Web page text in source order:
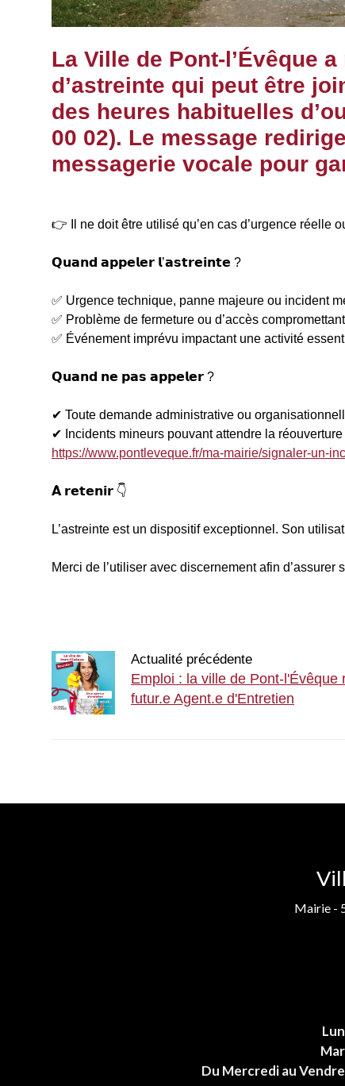
La Ville de Pont-l’Évêque
d’astreinte qui peut être
des heures habituelles
00 02). Le message
messagerie vocale pour
👉 Il ne doit être utilisé qu’en cas d’urgence réelle
𝗤𝘂𝗮𝗻𝗱 𝗮𝗽𝗽𝗲𝗹𝗲𝗿 𝗹’𝗮𝘀𝘁𝗿𝗲𝗶𝗻𝘁𝗲 ?
✅ Urgence technique, panne majeure ou incident
✅ Problème de fermeture ou d’accès
✅ Événement imprévu impactant une activité
𝗤𝘂𝗮𝗻𝗱 𝗻𝗲 𝗽𝗮𝘀 𝗮𝗽𝗽𝗲𝗹𝗲𝗿 ?
✔ Toute demande administrative ou
✔ Incidents mineurs pouvant attendre la
https://www.pontleveque.fr/ma-mairie/signaler-un-
𝗔̀ 𝗿𝗲𝘁𝗲𝗻𝗶𝗿 👇
L’astreinte est un dispositif exceptionnel. Son
Merci de l’utiliser avec discernement afin d’assurer
Actualité précédente
Emploi : la ville de Pont-l'Évêque
futur.e Agent.e d'Entretien
Mairie -
Du Mercredi au